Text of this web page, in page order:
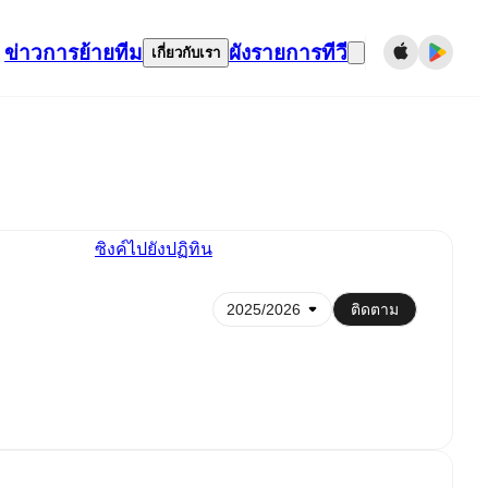
ข่าวการย้ายทีม เกี่ยวกับเรา ผังรายการทีวี
ซิงค์ไปยังปฏิทิน
ติดตาม